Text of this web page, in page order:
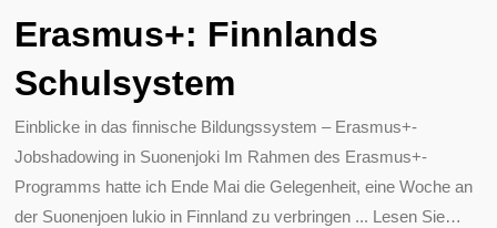
Erasmus+: Finnlands
Schulsystem
Einblicke in das finnische Bildungssystem – Erasmus+-
Jobshadowing in Suonenjoki Im Rahmen des Erasmus+-
Programms hatte ich Ende Mai die Gelegenheit, eine Woche an
der Suonenjoen lukio in Finnland zu verbringen ... Lesen Sie…